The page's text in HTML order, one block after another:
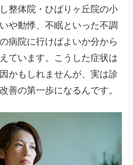
整体院・ひばりヶ丘院の小
や動悸、不眠といった不調
病院に行けばよいか分から
ています。こうした症状は
かもしれませんが、実は診
善の第一歩になるんです。